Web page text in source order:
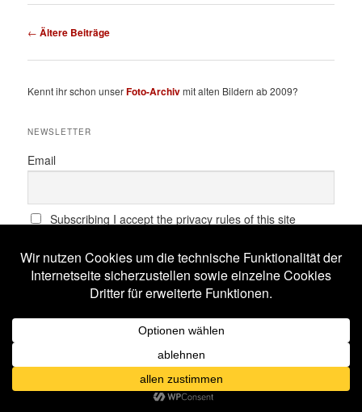
Beitragsnavigation
← Ältere Beiträge
Kennt ihr schon unserFoto-Archivmit alten Bildern ab 2009?
NEWSLETTER
Email
Subscribing I accept the privacy rules of this site
SCHLAGWÖRTER
Alestorm All Will KnowAmphi Festival ASP
CoppeliusCorona
Eisbrecher Ensiferum Faun